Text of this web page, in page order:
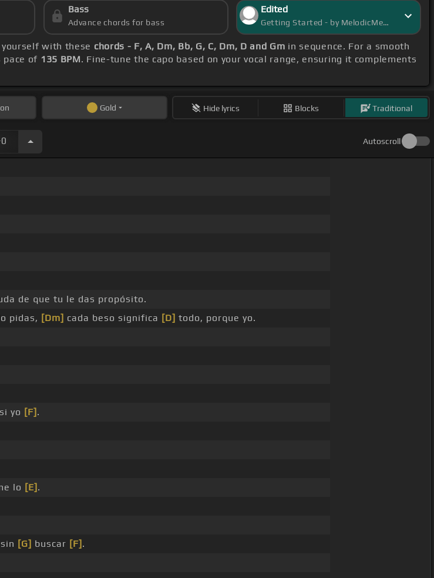
Bass
Advance chords for bass
Edited
Getting Started - by MelodicMeadow
with these chords - F, A, Dm, Bb, G, C, Dm, D and Gm in sequence. For a smooth
pace of 135 BPM. Fine-tune the capo based on your vocal range, ensuring it complements
Gold Hide lyrics Blocks Traditional
Autoscroll
de que tu le das propósito.
pidas, [Dm] cada beso significa [D] todo, porque yo.
yo [F] .
lo [E] .
[G] buscar [F] .